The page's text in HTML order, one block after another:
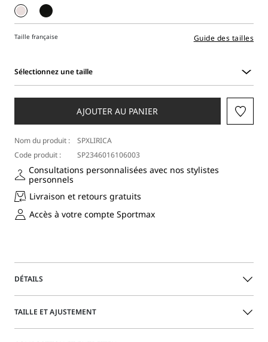
Taille française Guide des tailles
Sélectionnez une taille
une
AJOUTER AU PANIER
Nom du produit :
SPXLIRICA
Code produit :
SP2346016106003
Consultations personnalisées avec nos stylistes
personnels
Livraison et retours gratuits
Accès à votre compte Sportmax
DÉTAILS
Cardigan féminin, semi-ajusté, avec manches raglan et
boutons personnalisés sur l’avant.
TAILLE ET AJUSTEMENT